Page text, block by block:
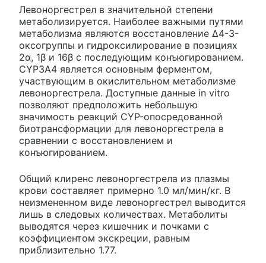
Левоноргестрел в значительной степени
метаболизируется. Наиболее важными путями
метаболизма являются восстановление Δ4-3-
оксогруппы и гидроксилирование в позициях
2α, 1β и 16β с последующим конъюгированием.
CYP3A4 является основным ферментом,
участвующим в окислительном метаболизме
левоноргестрела. Доступные данные in vitro
позволяют предположить небольшую
значимость реакций CYP-опосредованной
биотрансформации для левоноргестрела в
сравнении с восстановлением и
конъюгированием.
Общий клиренс левоноргестрела из плазмы
крови составляет примерно 1.0 мл/мин/кг. В
неизмененном виде левоноргестрел выводится
лишь в следовых количествах. Метаболиты
выводятся через кишечник и почками с
коэффициентом экскреции, равным
приблизительно 1.77.